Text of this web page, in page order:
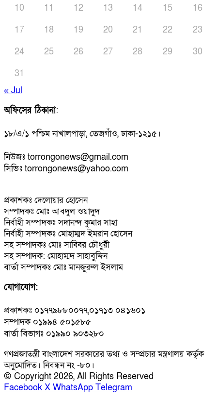
10
11 12 13 14 15
16
17
18 19 20 21 22
23
24
25 26 27 28 29
30
31
« Jul
অফিসের ঠিকানা:
১৮/এ/১ পশ্চিম নাখালপাড়া, তেজগাঁও, ঢাকা-১২১৫।
নিউজঃ torrongonews@gmail.com
সিভিঃ torrongonews@yahoo.com
প্রকাশকঃ দেলোয়ার হোসেন
সম্পাদকঃ মোঃ আবদুল ওয়াদুদ
নির্বাহী সম্পাদকঃ সদানন্দ কুমার সাহা
নির্বাহী সম্পাদকঃ মোহাম্মদ ইমরান হোসেন
সহ সম্পাদকঃ মোঃ সাব্বির চৌধুরী
সহ সম্পাদক: মোহাম্মদ সাহাবুদ্দিন
বার্তা সম্পাদকঃ মোঃ মানজুরুল ইসলাম
যোগাযোগ:
প্রকাশকঃ ০১৭৭৯৮৮০০৭৭,০১৭১৩ ০৪১৬০১
সম্পাদক ০১৯৯৪ ৫০১৫৮৫
বার্তা বিভাগঃ ০১৯৯০ ৯০৩২৮০
গণপ্রজাতন্ত্রী বাংলাদেশ সরকারের তথ্য ও সম্প্রচার মন্ত্রণালয় কর্তৃক
অনুমোদিত। নিবন্ধন নং -৮০।
© Copyright 2026, All Rights Reserved
Facebook X WhatsApp Telegram